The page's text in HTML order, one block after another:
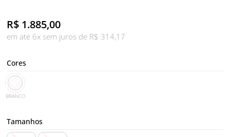
R$ 1.885,00
em até 6x sem juros de R$ 314,17
Cores
BRANCO
Tamanhos